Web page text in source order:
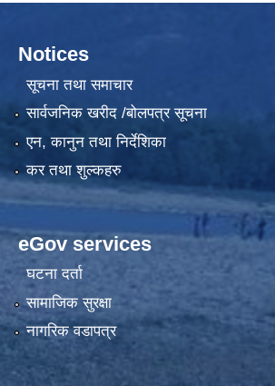
Notices
सूचना तथा समाचार
सार्वजनिक खरीद /बोलपत्र सूचना
एन, कानुन तथा निर्देशिका
कर तथा शुल्कहरु
eGov services
घटना दर्ता
सामाजिक सुरक्षा
नागरिक वडापत्र